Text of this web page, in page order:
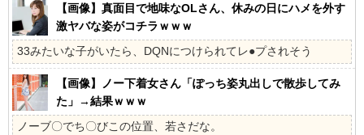
【画像】真面目で地味なOLさん、休みの日にハメを外す
激ヤバな姿がコチラｗｗｗ
33みたいな子がいたら、DQNにつけられてレ●プされそう
【画像】ノー下着女さん「ぽっち姿丸出しで散歩してみ
た」→結果ｗｗｗ
ノーブ〇でち〇びこの位置、若さだな。